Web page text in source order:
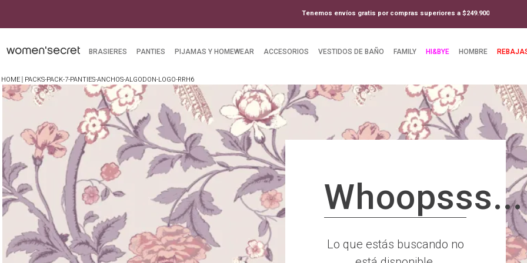
Tenemos envíos gratis por compras superiores a $249.900
BRASIERES PANTIES PIJAMAS Y HOMEWEAR ACCESORIOS VESTIDOS DE BAÑO FAMILY HI&BYE HOMBRE
PACKS-PACK-7-PANTIES-ANCHOS-ALGODON-LOGO-RRH6
Whoopsss...
Lo que estás buscando no